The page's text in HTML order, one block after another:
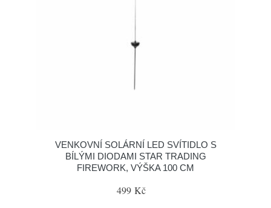
VENKOVNÍ SOLÁRNÍ LED SVÍTIDLO S
BÍLÝMI DIODAMI STAR TRADING
FIREWORK, VÝŠKA 100 CM
499 Kč